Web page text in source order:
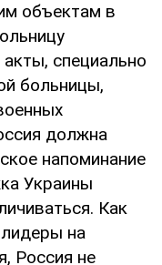
объектам в
специально
больницы,
должна
напоминание
Украины
Как
на
Россия не